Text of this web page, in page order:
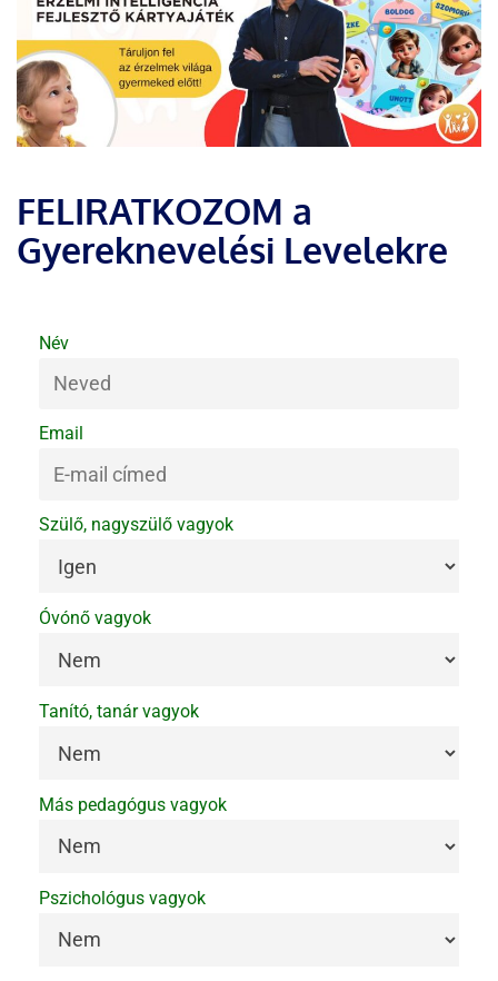
FELIRATKOZOM a
Gyereknevelési Levelekre
Név
Email
Szülő, nagyszülő vagyok
Óvónő vagyok
Tanító, tanár vagyok
Más pedagógus vagyok
Pszichológus vagyok